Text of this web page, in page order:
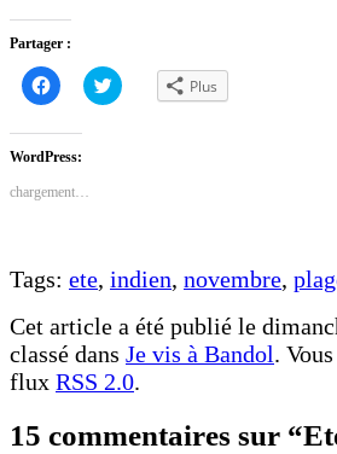
Partager :
Cliquez
pour
partager
Facebook(ouvre
dans
une
fenêtre)
Cliquez
pour Plus
WordPress:
chargement…
Tags: ete, indien, novembre,
Cet article a été publié le
classé dans Je vis à Bandol.
flux RSS 2.0.
15 commentaires sur